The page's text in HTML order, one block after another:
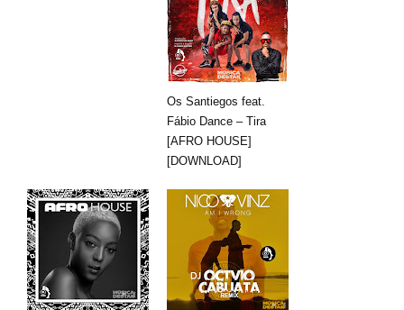
Os Santiegos feat.
Fábio Dance – Tira
[AFRO HOUSE]
[DOWNLOAD]